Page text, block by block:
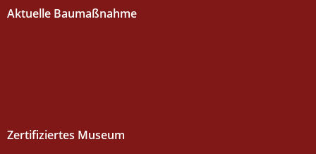
Aktuelle Baumaßnahme
Zertifiziertes Museum